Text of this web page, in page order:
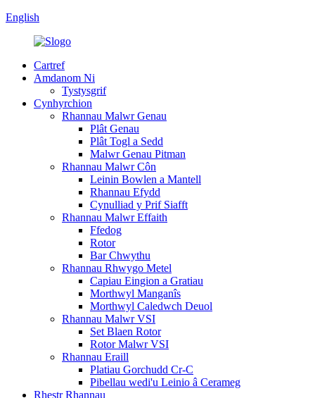
English
Cartref
Amdanom Ni
Tystysgrif
Cynhyrchion
Rhannau Malwr Genau
Plât Genau
Plât Togl a Sedd
Malwr Genau Pitman
Rhannau Malwr Côn
Leinin Bowlen a Mantell
Rhannau Efydd
Cynulliad y Prif Siafft
Rhannau Malwr Effaith
Ffedog
Rotor
Bar Chwythu
Rhannau Rhwygo Metel
Capiau Eingion a Gratiau
Morthwyl Manganîs
Morthwyl Caledwch Deuol
Rhannau Malwr VSI
Set Blaen Rotor
Rotor Malwr VSI
Rhannau Eraill
Platiau Gorchudd Cr-C
Pibellau wedi'u Leinio â Cerameg
Rhestr Rhannau